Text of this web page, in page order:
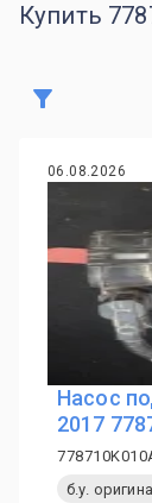
Купить
06.08.2026
Насос
2017
б.у.